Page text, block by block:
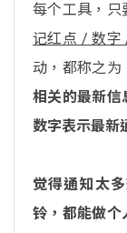
每个工具，只
记红点 / 数字
动，都称之为
相关的最新信
数字表示最新
觉得通知太
铃，都能做个